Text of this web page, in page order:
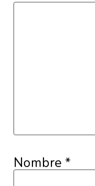
Nombre*